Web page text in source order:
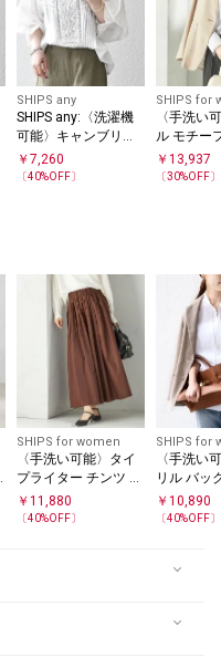
SHIPS any
SHIPS any:〈洗濯機
可能〉キャンブリッ
ク ハシゴレース ピン
タック ドロスト ブラ
￥ 7,260
〔40%OFF〕
SHIPS for
〈手洗い
ル モチー
フリル ブ
￥13,937
〔30%OFF〕
SHIPS for women
〈手洗い可能〉タイ
プライター チンツ タ
ック ギャザー スカー
ト
￥ 11,880
〔40%OFF〕
SHIPS for
〈手洗い
リル バッ
ブラウス
￥10,890
〔40%OFF〕